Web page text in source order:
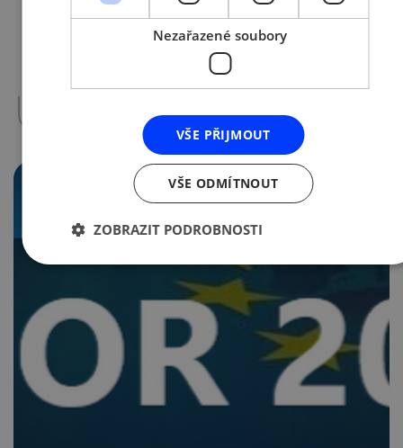
Evropský parlament se dohodl s Radou na
aktualizaci právního základu
Evropského inovačního a technologického
institutu (EIT) a Strategického programu
inovací (SIA) na období…více »
Nezařazené soubory
VŠE PŘIJMOUT
VŠE ODMÍTNOUT
ZOBRAZIT PODROBNOSTI